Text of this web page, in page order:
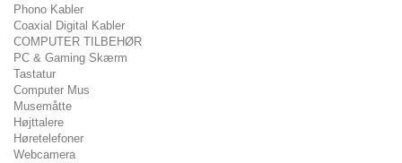
Phono Kabler
Coaxial Digital Kabler
COMPUTER TILBEHØR
PC & Gaming Skærm
Tastatur
Computer Mus
Musemåtte
Højttalere
Høretelefoner
Webcamera